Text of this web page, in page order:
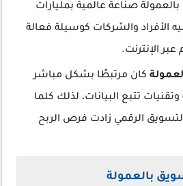
صناعة عالمية بمليارات
الأفراد والشركات كوسيلة فعالة
الإنترنت.
كان مرتبطًا بشكل مباشر
وتقنيات تتبع البيانات، لذلك كلما
الرقمي زادت فرص الربح
بالعمولة